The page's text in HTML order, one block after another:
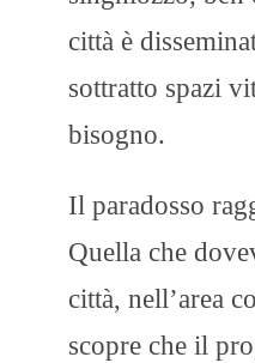
città è
sottratto spazi
bisogno.
Il paradosso
Quella che
città, nell’area
scopre che il